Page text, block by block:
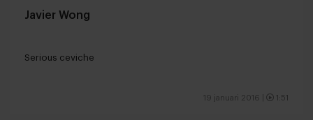
Javier Wong
Serious ceviche
19 januari 2016 1:51